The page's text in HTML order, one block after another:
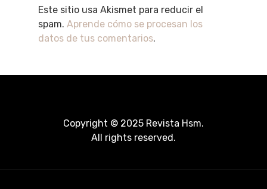
Este sitio usa Akismet para reducir el
spam. Aprende cómo se procesan los
datos de tus comentarios.
Copyright © 2025 Revista Hsm.
All rights reserved.